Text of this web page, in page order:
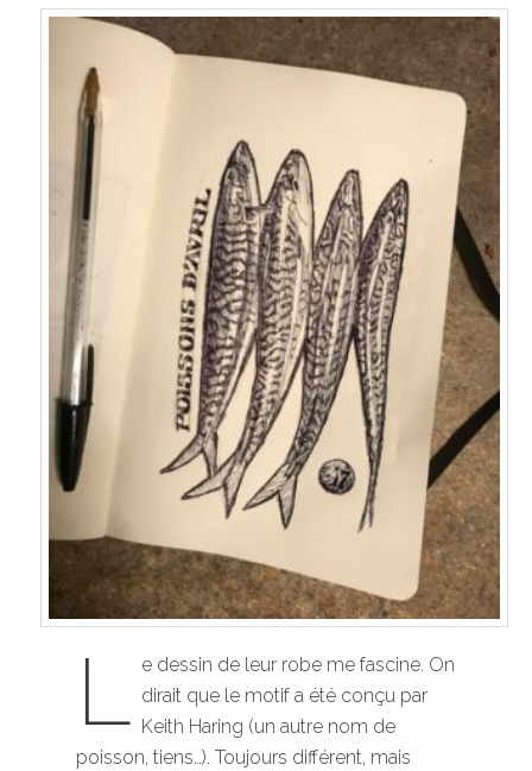
L e dessin de leur robe me fascine. On
dirait que le motif a été conçu par
Keith Haring (un autre nom de
poisson, tiens…). Toujours différent, mais